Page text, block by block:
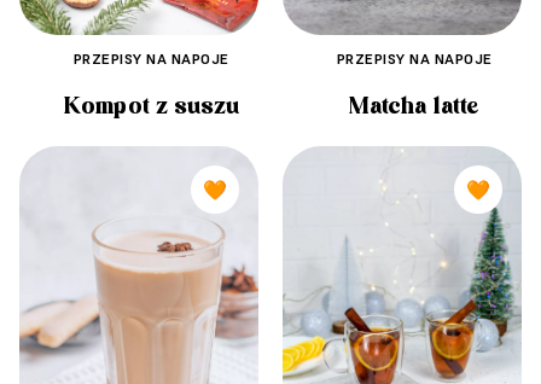
PRZEPISY NA NAPOJE
Kompot z suszu
PRZEPISY NA NAPOJE
Matcha latte
🧡 🧡